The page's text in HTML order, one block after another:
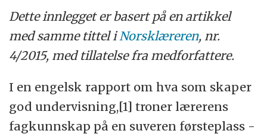
Dette innlegget er basert på en artikkel
med samme tittel iNorsklæreren, nr.
4/2015, med tillatelse fra medforfattere.
I en engelsk rapport om hva som skaper
god undervisning,[1] troner lærerens
fagkunnskap på en suveren førsteplass -